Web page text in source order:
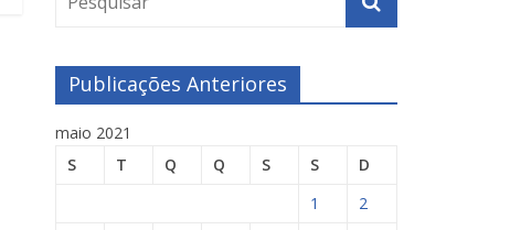
Publicações Anteriores
maio 2021
S
T Q Q S S
D
1
2